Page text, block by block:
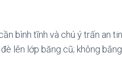
bình tĩnh và chú ý trấn an
lên lớp băng cũ; không